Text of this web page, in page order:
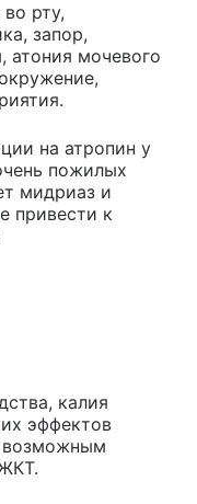
рту,
запор,
атония мочевого
на атропин у
пожилых
мидриаз и
привести к
калия
эффектов
возможным